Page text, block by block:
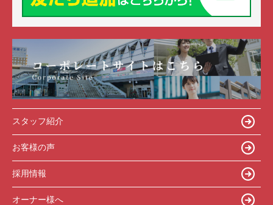
スタッフ紹介
お客様の声
採用情報
オーナー様へ